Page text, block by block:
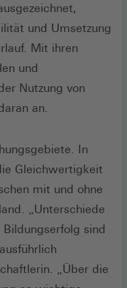
und Umsetzung
Mit ihren
und
Nutzung von
an.
In
Gleichwertigkeit
mit und ohne
„Unterschiede
sind
„Über die